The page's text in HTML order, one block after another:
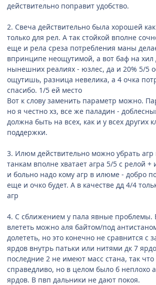
действительно поправит удобство.
2. Свеча действительно была хорошей
только для рел. А так стойкой вполне
еще и рела среза потребления маны
впринципе неощутимой, а вот баф на хил
нынешних реалиях - юзлес, да и 20% 5/5
ощутишь, разница невелика, а 4 очка
спасибо. 1/5 ей место
Вот к слову заменить параметр можно.
но я честно хз, все же паладин -
должна быть на всех, как и у всех других
поддержки.
3. Илюм действительно можно убрать агр
танкам вполне хватает агра 5/5 с релой
и больно надо кому агр в илюме - добро
еще и очко будет. А в качестве дд 4/4
агр
4. С сближением у пала явные проблемы.
влететь можно аля байтом/под
долететь, но это конечно не сравнится с
ярдов внутрь патьки или нитями дк 7
последние 2 не имеют масс стана, так
справедливо, но в целом было б неплохо
ярдов. В пвп дальники не дают покоя.